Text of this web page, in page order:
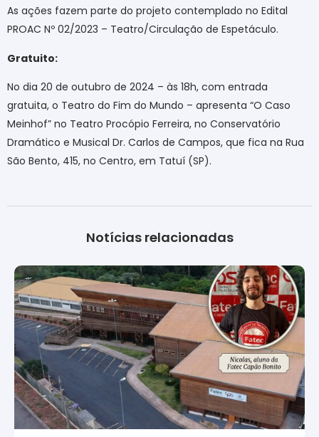
As ações fazem parte do projeto contemplado no Edital
PROAC Nº 02/2023 – Teatro/Circulação de Espetáculo.
Gratuito:
No dia 20 de outubro de 2024 – às 18h, com entrada
gratuita, o Teatro do Fim do Mundo – apresenta “O Caso
Meinhof” no Teatro Procópio Ferreira, no Conservatório
Dramático e Musical Dr. Carlos de Campos, que fica na Rua
São Bento, 415, no Centro, em Tatuí (SP).
Notícias relacionadas